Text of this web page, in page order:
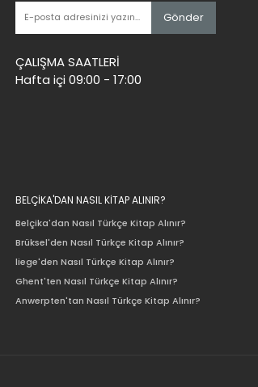
Gönder
ÇALIŞMA SAATLERİ
Hafta içi 09:00 - 17:00
BELÇİKA'DAN NASIL KİTAP ALINIR?
Belçika'dan Nasıl Türkçe Kitap Alınır?
Brüksel'den Nasıl Türkçe Kitap Alınır?
liege'den Nasıl Türkçe Kitap Alınır?
Ghent'ten Nasıl Türkçe Kitap Alınır?
Anwerpten'tan Nasıl Türkçe Kitap Alınır?